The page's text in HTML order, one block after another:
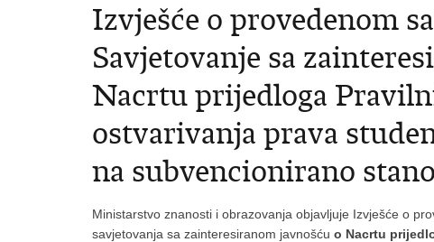
Izvješće o provedenom
Savjetovanje sa
Nacrtu prijedloga
ostvarivanja prava
na subvencionirano
Ministarstvo znanosti i obrazovanja objavljuje Izvješće o
savjetovanja sa zainteresiranom javnošću o Nacrtu